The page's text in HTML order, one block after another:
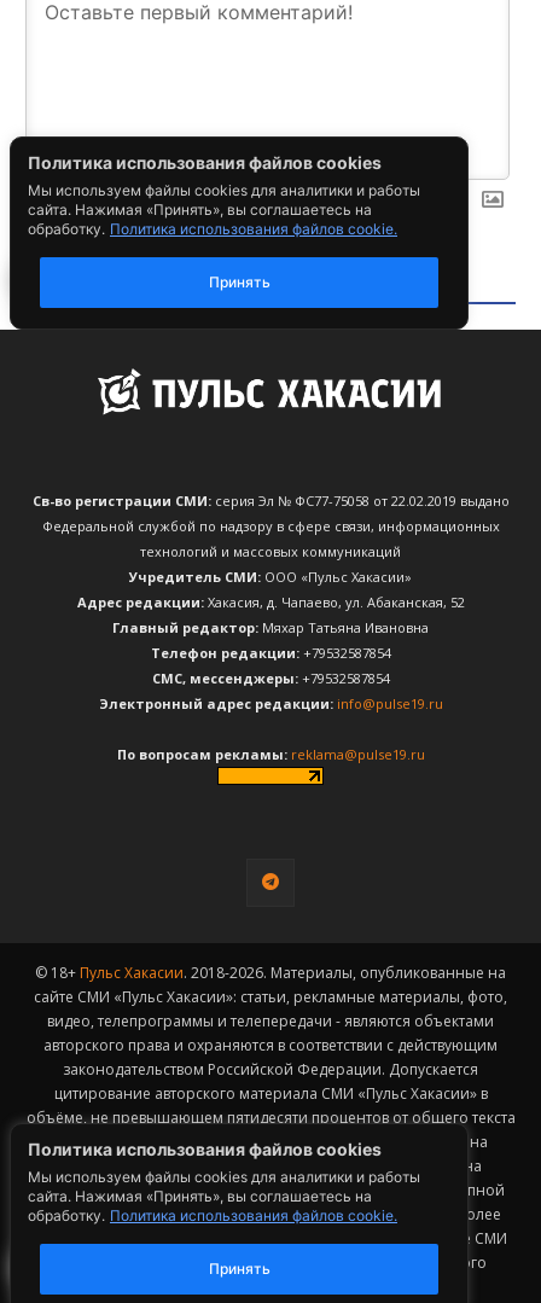
Политика использования файлов cookies
Мы используем файлы cookies для аналитики и работы
сайта. Нажимая «Принять», вы соглашаетесь на
обработку. Политика использования файлов cookie.
Принять
Св-во регистрации СМИ:серия Эл № ФС77-75058 от 22.02.2019 выдано
Федеральной службой по надзору в сфере связи, информационных
технологий и массовых коммуникаций
Учредитель СМИ: ООО «Пульс Хакасии»
Адрес редакции:Хакасия, д. Чапаево, ул. Абаканская, 52
Главный редактор: Мяхар Татьяна Ивановна
Телефон редакции:+79532587854
CМС, мессенджеры:+79532587854
Электронный адрес редакции: info@pulse19.ru
По вопросам рекламы: reklama@pulse19.ru
© 18+ Пульс Хакасии. 2018-2026. Материалы, опубликованные на
сайте СМИ «Пульс Хакасии»: статьи, рекламные материалы, фото,
видео, телепрограммы и телепередачи - являются объектами
авторского права и охраняются в соответствии с действующим
законодательством Российской Федерации. Допускается
цитирование авторского материала СМИ «Пульс Хакасии» в
объёме, не превышающем пятидесяти процентов от общего текста
публикации с обязательным размещением гиперссылки на
страницу заимствования материала. Гиперссылка должна
размещаться в тексте цитируемого материала и быть доступной
для индексации поисковыми системами. Заимствование более
50% общего объема материала, опубликованного на сайте СМИ
«Пульс Хакасии», возможно исключительно с письменного